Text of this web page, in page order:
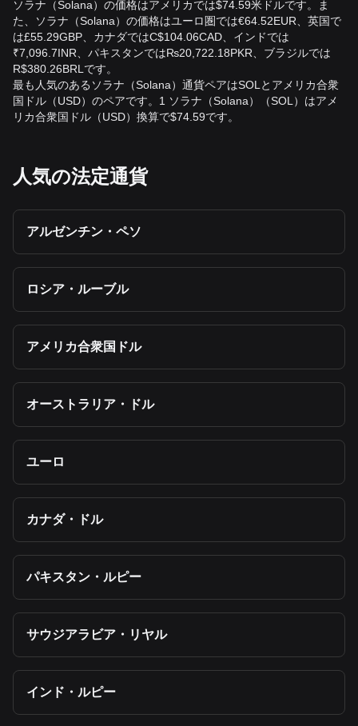
ソラナ（Solana）の価格はアメリカでは$74.59米ドルです。ま
た、ソラナ（Solana）の価格はユーロ圏では€64.52EUR、英国で
は£55.29GBP、カナダではC$104.06CAD、インドでは
₹7,096.7INR、パキスタンでは₨20,722.18PKR、ブラジルでは
R$380.26BRLです。
最も人気のあるソラナ（Solana）通貨ペアはSOLとアメリカ合衆
国ドル（USD）のペアです。1 ソラナ（Solana）（SOL）はアメ
リカ合衆国ドル（USD）換算で$74.59です。
人気の法定通貨
アルゼンチン・ペソ
ロシア・ルーブル
アメリカ合衆国ドル
オーストラリア・ドル
ユーロ
カナダ・ドル
パキスタン・ルピー
サウジアラビア・リヤル
インド・ルピー